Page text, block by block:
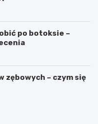
po botoksie –
zębowych – czym się